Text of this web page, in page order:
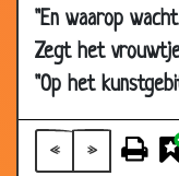
"En waarop
Zegt het
"Op het
« »
06
Mar
2010
Aanhouding
Mar
2010